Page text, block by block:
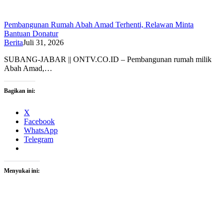
Pembangunan Rumah Abah Amad Terhenti, Relawan Minta
Bantuan Donatur
BeritaJuli 31, 2026
SUBANG-JABAR || ONTV.CO.ID – Pembangunan rumah milik
Abah Amad,…
Bagikan ini:
X
Facebook
WhatsApp
Telegram
Menyukai ini: